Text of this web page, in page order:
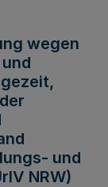
wegen
und
NRW)